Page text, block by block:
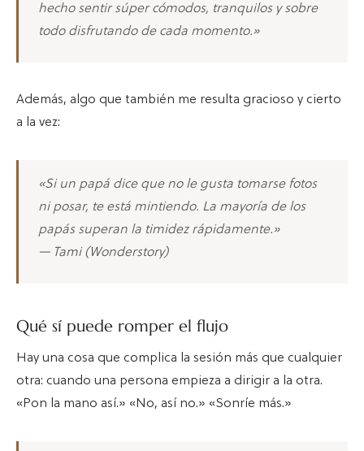
hecho sentir súper cómodos, tranquilos y sobre
todo disfrutando de cada momento.»
Además, algo que también me resulta gracioso y cierto
a la vez:
«Si un papá dice que no le gusta tomarse fotos
ni posar, te está mintiendo. La mayoría de los
papás superan la timidez rápidamente.»
— Tami (Wonderstory)
Qué sí puede romper el flujo
Hay una cosa que complica la sesión más que cualquier
otra: cuando una persona empieza a dirigir a la otra.
«Pon la mano así.» «No, así no.» «Sonríe más.»